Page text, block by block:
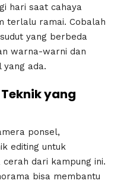
hari saat cahaya
terlalu ramai. Cobalah
yang berbeda
warna-warni dan
ada.
yang
ponsel,
editing untuk
dari kampung ini.
bisa membantu